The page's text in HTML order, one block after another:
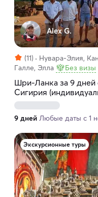
Alex G.
(11)
Нувара-Элия,
Галле, Элла
Без визы
Шри-Ланка за 9 дней
Сигирия
9 дней Любые даты с 1
Экскурсионные туры